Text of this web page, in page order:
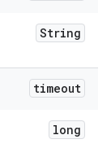
String
timeout
long